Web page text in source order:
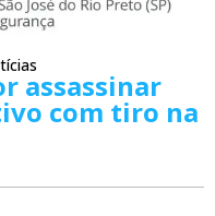
assassinar
com tiro na